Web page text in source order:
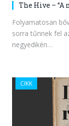
The Hive – “A
Folyamatosan
sorra tűnnek fel
negyedikén…
CIKK